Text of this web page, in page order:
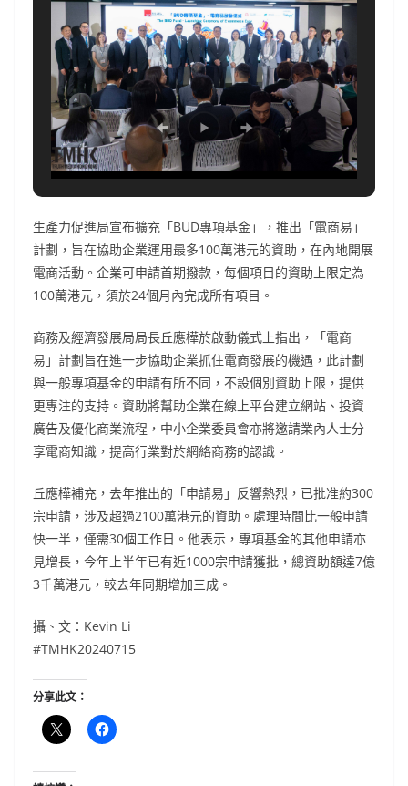
生產力促進局宣布擴充「BUD專項基金」，推出「電商易」
計劃，旨在協助企業運用最多100萬港元的資助，在內地開展
電商活動。企業可申請首期撥款，每個項目的資助上限定為
100萬港元，須於24個月內完成所有項目。
商務及經濟發展局局長丘應樺於啟動儀式上指出，「電商
易」計劃旨在進一步協助企業抓住電商發展的機遇，此計劃
與一般專項基金的申請有所不同，不設個別資助上限，提供
更專注的支持。資助將幫助企業在線上平台建立網站、投資
廣告及優化商業流程，中小企業委員會亦將邀請業內人士分
享電商知識，提高行業對於網絡商務的認識。
丘應樺補充，去年推出的「申請易」反響熱烈，已批准約300
宗申請，涉及超過2100萬港元的資助。處理時間比一般申請
快一半，僅需30個工作日。他表示，專項基金的其他申請亦
見增長，今年上半年已有近1000宗申請獲批，總資助額達7億
3千萬港元，較去年同期增加三成。
攝、文：Kevin Li
#TMHK20240715
分享此文：